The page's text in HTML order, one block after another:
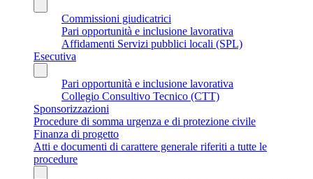
Commissioni giudicatrici
Pari opportunità e inclusione lavorativa
Affidamenti Servizi pubblici locali (SPL)
Esecutiva
Pari opportunità e inclusione lavorativa
Collegio Consultivo Tecnico (CTT)
Sponsorizzazioni
Procedure di somma urgenza e di protezione civile
Finanza di progetto
Atti e documenti di carattere generale riferiti a tutte le
procedure